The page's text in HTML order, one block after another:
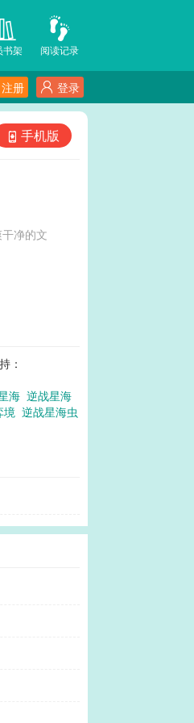
阅读记录
书架
登录
注册
手机版
净的文
：
海 逆战星海
境 逆战星海虫